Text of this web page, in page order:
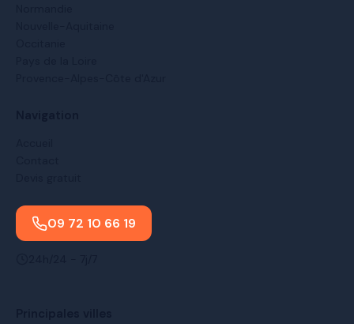
09 72 10 66 19